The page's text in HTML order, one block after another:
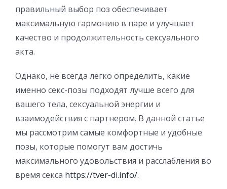
правильный выбор поз обеспечивает
максимальную гармонию в паре и улучшает
качество и продолжительность сексуального
акта.
Однако, не всегда легко определить, какие
именно секс-позы подходят лучше всего для
вашего тела, сексуальной энергии и
взаимодействия с партнером. В данной статье
мы рассмотрим самые комфортные и удобные
позы, которые помогут вам достичь
максимального удовольствия и расслабления во
время секса https://tver-di.info/.